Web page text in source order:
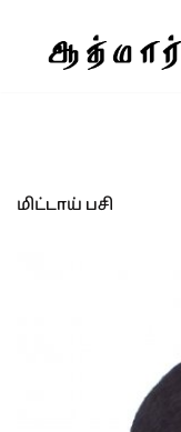
மிட்டாய் பசி